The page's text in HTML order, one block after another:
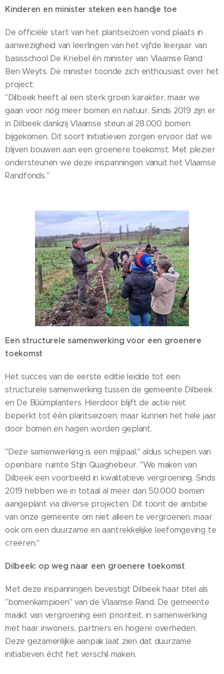
Kinderen en minister steken een handje toe
De officiële start van het plantseizoen vond plaats in
aanwezigheid van leerlingen van het vijfde leerjaar van
basisschool De Kriebel én minister van Vlaamse Rand
Ben Weyts. De minister toonde zich enthousiast over het
project:
"Dilbeek heeft al een sterk groen karakter, maar we
gaan voor nóg meer bomen en natuur. Sinds 2019 zijn er
in Dilbeek dankzij Vlaamse steun al 28.000 bomen
bijgekomen. Dit soort initiatieven zorgen ervoor dat we
blijven bouwen aan een groenere toekomst. Met plezier
ondersteunen we deze inspanningen vanuit het Vlaamse
Randfonds."
Een structurele samenwerking voor een groenere
toekomst
Het succes van de eerste editie leidde tot een
structurele samenwerking tussen de gemeente Dilbeek
en De Bûûmplanters. Hierdoor blijft de actie niet
beperkt tot één plantseizoen, maar kunnen het hele jaar
door bomen en hagen worden geplant.
"Deze samenwerking is een mijlpaal," aldus schepen van
openbare ruimte Stijn Quaghebeur. "We maken van
Dilbeek een voorbeeld in kwalitatieve vergroening. Sinds
2019 hebben we in totaal al meer dan 50.000 bomen
aangeplant via diverse projecten. Dit toont de ambitie
van onze gemeente om niet alleen te vergroenen, maar
ook om een duurzame en aantrekkelijke leefomgeving te
creëren."
Dilbeek: op weg naar een groenere toekomst
Met deze inspanningen bevestigt Dilbeek haar titel als
"bomenkampioen" van de Vlaamse Rand. De gemeente
maakt van vergroening een prioriteit, in samenwerking
met haar inwoners, partners en hogere overheden.
Deze gezamenlijke aanpak laat zien dat duurzame
initiatieven écht het verschil maken.